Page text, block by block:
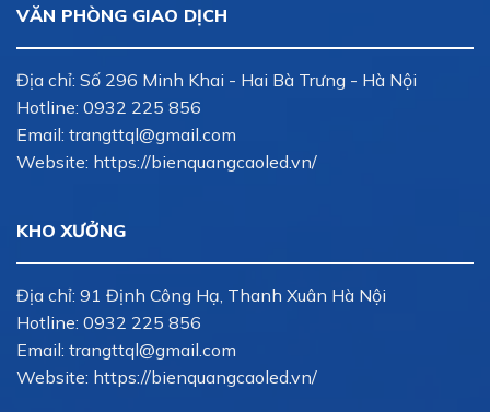
VĂN PHÒNG GIAO DỊCH
Địa chỉ: Số 296 Minh Khai - Hai Bà Trưng - Hà Nội
Hotline: 0932 225 856
Email: trangttql@gmail.com
Website: https://bienquangcaoled.vn/
KHO XƯỞNG
Địa chỉ: 91 Định Công Hạ, Thanh Xuân Hà Nội
Hotline: 0932 225 856
Email: trangttql@gmail.com
Website: https://bienquangcaoled.vn/